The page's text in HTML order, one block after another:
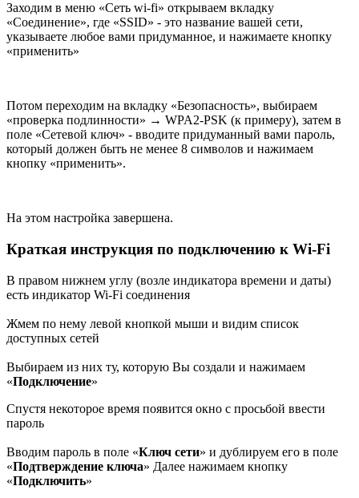
Заходим в меню «Сеть wi-fi» открываем вкладку
«Соединение», где «SSID» - это название вашей сети,
указываете любое вами придуманное, и нажимаете кнопку
«применить»
Потом переходим на вкладку «Безопасность», выбираем
«проверка подлинности» → WPA2-PSK (к примеру), затем в
поле «Сетевой ключ» - вводите придуманный вами пароль,
который должен быть не менее 8 символов и нажимаем
кнопку «применить».
На этом настройка завершена.
Краткая инструкция по подключению к Wi-Fi
В правом нижнем углу (возле индикатора времени и даты)
есть индикатор Wi-Fi соединения
Жмем по нему левой кнопкой мыши и видим список
доступных сетей
Выбираем из них ту, которую Вы создали и нажимаем
«Подключение»
Спустя некоторое время появится окно с просьбой ввести
пароль
Вводим пароль в поле «Ключ сети» и дублируем его в поле
«Подтверждение ключа» Далее нажимаем кнопку
«Подключить»